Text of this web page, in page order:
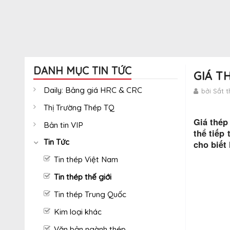
DANH MỤC TIN TỨC
Daily: Bảng giá HRC & CRC
Thị Trường Thép TQ
Bản tin VIP
Tin Tức
Tin thép Việt Nam
Tin thép thế giới
Tin thép Trung Quốc
Kim loại khác
GIÁ
bởi Sắt
Giá
thể tiếp
cho biết